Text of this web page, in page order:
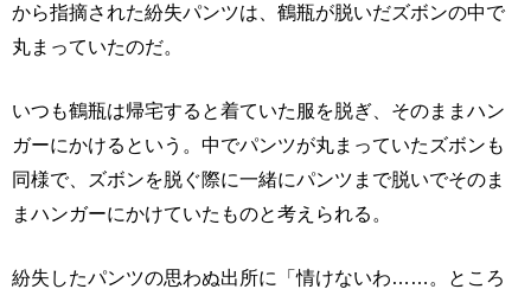
から指摘された紛失パンツは、鶴瓶が脱いだズボンの中で
丸まっていたのだ。
いつも鶴瓶は帰宅すると着ていた服を脱ぎ、そのままハン
ガーにかけるという。中でパンツが丸まっていたズボンも
同様で、ズボンを脱ぐ際に一緒にパンツまで脱いでそのま
まハンガーにかけていたものと考えられる。
紛失したパンツの思わぬ出所に「情けないわ……。ところ